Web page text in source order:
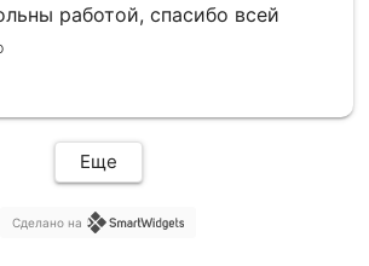
работой, спасибо всей
всё сделали, реальность
ожиданием 🤗уже друзья
телефонов 😉
Еще
Сделано на